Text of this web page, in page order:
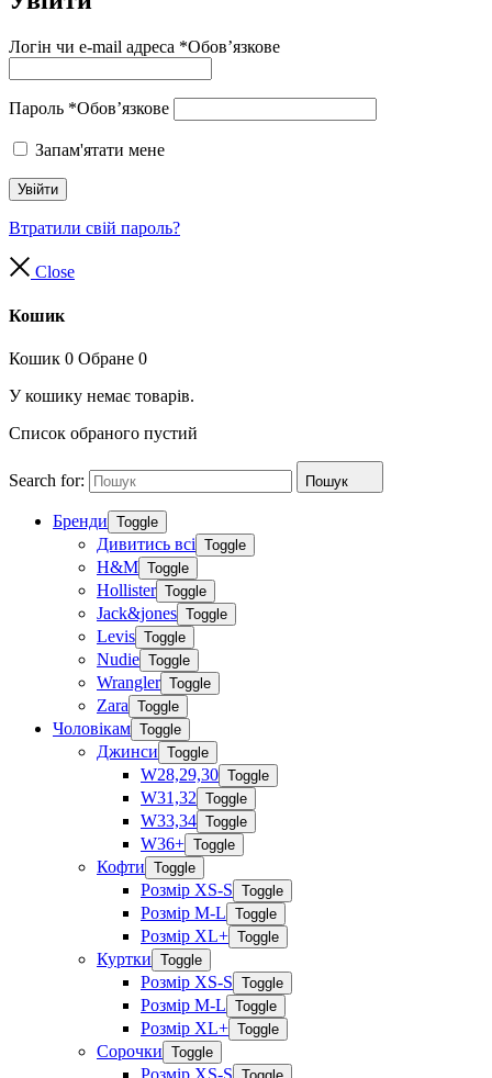
Логін чи e-mail адреса *Обов’язкове
Пароль *Обов’язкове
Запам'ятати мене
Увійти
Втратили свій пароль?
Close
Кошик
Кошик 0 Обране 0
У кошику немає товарів.
Список обраного пустий
Search for: Пошук
Бренди Toggle
Дивитись всі Toggle
H&M Toggle
Hollister Toggle
Jack&jones Toggle
Levis Toggle
Nudie Toggle
Wrangler Toggle
Zara Toggle
Чоловікам Toggle
Джинси Toggle
W28,29,30 Toggle
W31,32 Toggle
W33,34 Toggle
W36+ Toggle
Кофти Toggle
Розмір XS-S Toggle
Розмір M-L Toggle
Розмір XL+ Toggle
Куртки Toggle
Розмір XS-S Toggle
Розмір M-L Toggle
Розмір XL+ Toggle
Сорочки Toggle
Розмір XS-S